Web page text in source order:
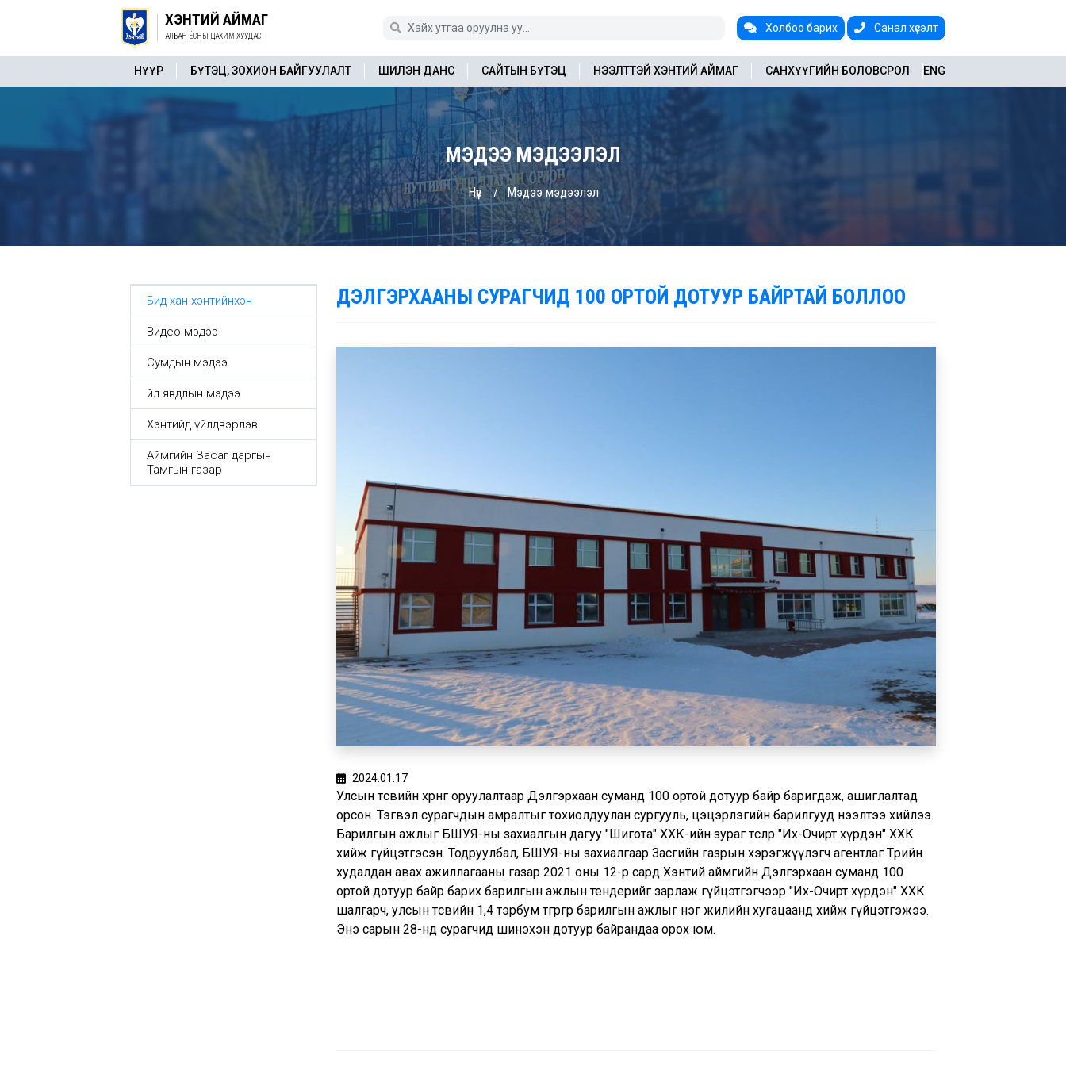
Холбоо барих Санал хүсэлт
ХЭНТИЙ АЙМАГ
АЛБАН ЁСНЫ ЦАХИМ ХУУДАС
ENG
НҮҮР БҮТЭЦ, ЗОХИОН БАЙГУУЛАЛТ ШИЛЭН ДАНС САЙТЫН БҮТЭЦ НЭЭЛТТЭЙ ХЭНТИЙ АЙМАГ САНХҮҮГИЙН БОЛОВСРОЛ
МЭДЭЭ МЭДЭЭЛЭЛ
Нүүр Мэдээ мэдээлэл
Бид хан хэнтийнхэн
Видео мэдээ
Сумдын мэдээ
Үйл явдлын мэдээ
Хэнтийд үйлдвэрлэв
Аймгийн Засаг даргын
Тамгын газар
ДЭЛГЭРХААНЫ СУРАГЧИД 100 ОРТОЙ ДОТУУР БАЙРТАЙ БОЛЛОО
2024.01.17
Улсын төсвийн хөрөнгө оруулалтаар Дэлгэрхаан суманд 100 ортой дотуур байр баригдаж, ашиглалтад
орсон. Тэгвэл сурагчдын амралтыг тохиолдуулан сургууль, цэцэрлэгийн барилгууд нээлтээ хийлээ.
Барилгын ажлыг БШУЯ-ны захиалгын дагуу "Шигота" ХХК-ийн зураг төслөөр "Их-Очирт хүрдэн" ХХК
хийж гүйцэтгэсэн. Тодруулбал, БШУЯ-ны захиалгаар Засгийн газрын хэрэгжүүлэгч агентлаг Төрийн
худалдан авах ажиллагааны газар 2021 оны 12-р сард Хэнтий аймгийн Дэлгэрхаан суманд 100
ортой дотуур байр барих барилгын ажлын тендерийг зарлаж гүйцэтгэгчээр "Их-Очирт хүрдэн" ХХК
шалгарч, улсын төсвийн 1,4 тэрбум төгрөгөөр барилгын ажлыг нэг жилийн хугацаанд хийж гүйцэтгэжээ.
Энэ сарын 28-нд сурагчид шинэхэн дотуур байрандаа орох юм.